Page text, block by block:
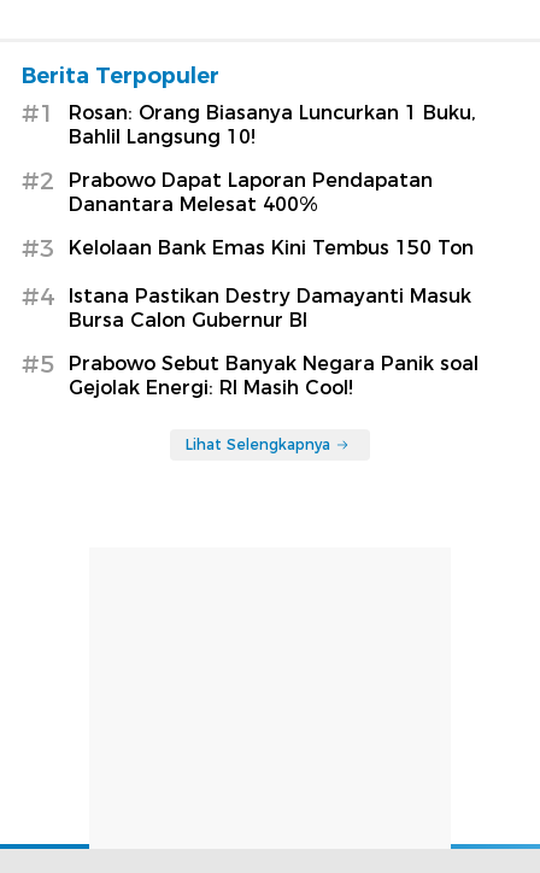
Berita Terpopuler
#1
Rosan: Orang Biasanya Luncurkan 1 Buku,
Bahlil Langsung 10!
#2
Prabowo Dapat Laporan Pendapatan
Danantara Melesat 400%
#3 Kelolaan Bank Emas Kini Tembus 150 Ton
#4
Istana Pastikan Destry Damayanti Masuk
Bursa Calon Gubernur BI
#5
Prabowo Sebut Banyak Negara Panik soal
Gejolak Energi: RI Masih Cool!
Lihat Selengkapnya